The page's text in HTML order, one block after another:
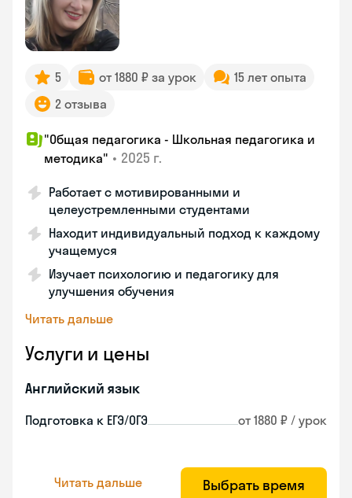
5 от 1880 ₽ за урок
15 лет опыта
2 отзыва
"Общая педагогика - Школьная педагогика и
методика" • 2025 г.
Работает с мотивированными и
целеустремленными студентами
Находит индивидуальный подход к каждому
учащемуся
Изучает психологию и педагогику для
улучшения обучения
Читать дальше
Услуги и цены
Английский язык
Подготовка к ЕГЭ/ОГЭ от 1880 ₽ / урок
Читать дальше Выбрать время